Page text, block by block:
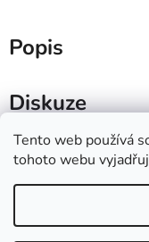
Tento web používá
tohoto webu
Popis
Diskuze
Ecolove.cz